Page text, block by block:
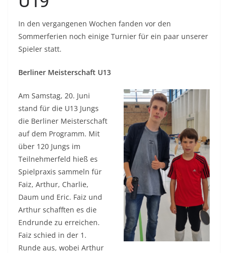
In den vergangenen Wochen fanden vor den
Sommerferien noch einige Turnier für ein paar unserer
Spieler statt.
Berliner Meisterschaft U13
Am Samstag, 20. Juni
stand für die U13 Jungs
die Berliner Meisterschaft
auf dem Programm. Mit
über 120 Jungs im
Teilnehmerfeld hieß es
Spielpraxis sammeln für
Faiz, Arthur, Charlie,
Daum und Eric. Faiz und
Arthur schafften es die
Endrunde zu erreichen.
Faiz schied in der 1.
Runde aus, wobei Arthur